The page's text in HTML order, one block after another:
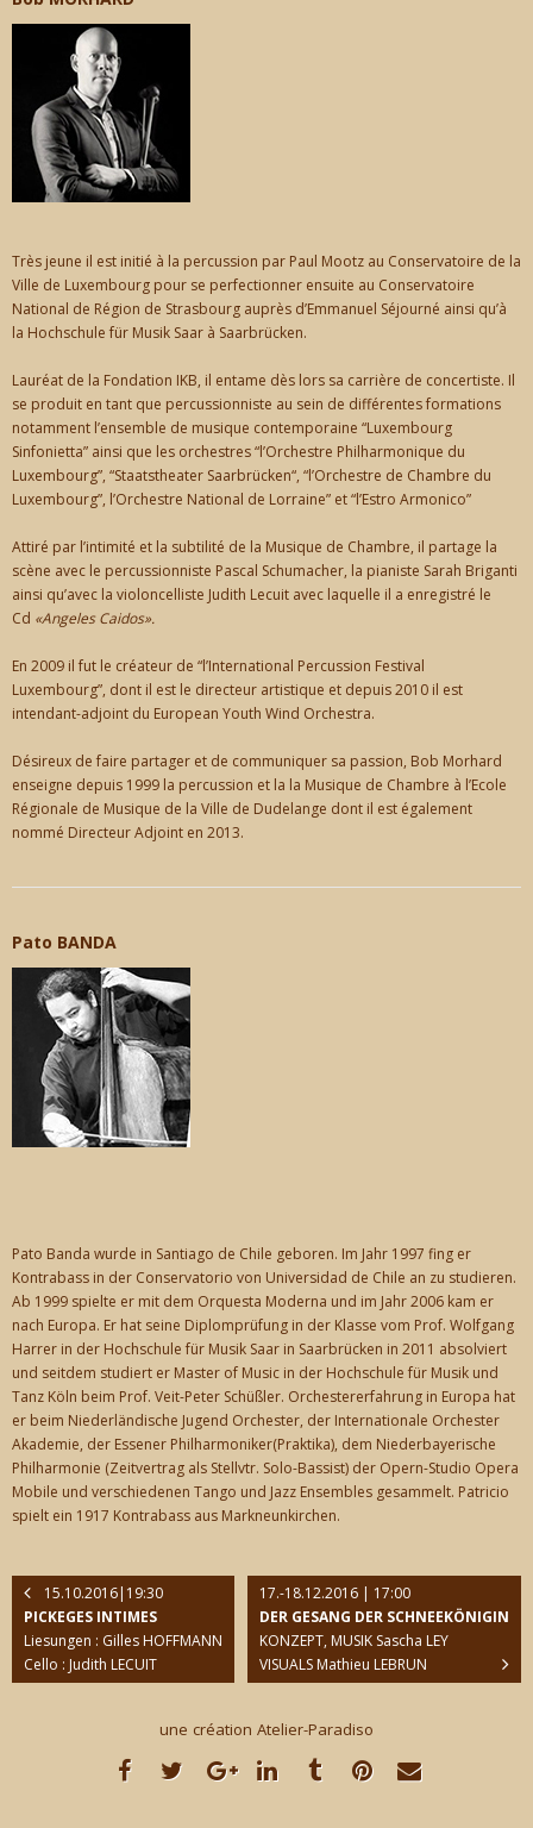
Très jeune il est initié à la percussion par Paul Mootz au Conservatoire de la
Ville de Luxembourg pour se perfectionner ensuite au Conservatoire
National de Région de Strasbourg auprès d’Emmanuel Séjourné ainsi qu’à
la Hochschule für Musik Saar à Saarbrücken.
Lauréat de la Fondation IKB, il entame dès lors sa carrière de concertiste. Il
se produit en tant que percussionniste au sein de différentes formations
notamment l’ensemble de musique contemporaine “Luxembourg
Sinfonietta” ainsi que les orchestres “l’Orchestre Philharmonique du
Luxembourg”, “Staatstheater Saarbrücken“, “l’Orchestre de Chambre du
Luxembourg”, l’Orchestre National de Lorraine” et “l’Estro Armonico”
Attiré par l’intimité et la subtilité de la Musique de Chambre, il partage la
scène avec le percussionniste Pascal Schumacher, la pianiste Sarah Briganti
ainsi qu’avec la violoncelliste Judith Lecuit avec laquelle il a enregistré le
Cd «Angeles Caidos».
En 2009 il fut le créateur de “l’International Percussion Festival
Luxembourg”, dont il est le directeur artistique et depuis 2010 il est
intendant-adjoint du European Youth Wind Orchestra.
Désireux de faire partager et de communiquer sa passion, Bob Morhard
enseigne depuis 1999 la percussion et la la Musique de Chambre à l’Ecole
Régionale de Musique de la Ville de Dudelange dont il est également
nommé Directeur Adjoint en 2013.
Pato BANDA
Pato Banda wurde in Santiago de Chile geboren. Im Jahr 1997 fing er
Kontrabass in der Conservatorio von Universidad de Chile an zu studieren.
Ab 1999 spielte er mit dem Orquesta Moderna und im Jahr 2006 kam er
nach Europa. Er hat seine Diplomprüfung in der Klasse vom Prof. Wolfgang
Harrer in der Hochschule für Musik Saar in Saarbrücken in 2011 absolviert
und seitdem studiert er Master of Music in der Hochschule für Musik und
Tanz Köln beim Prof. Veit-Peter Schüßler. Orchestererfahrung in Europa hat
er beim Niederländische Jugend Orchester, der Internationale Orchester
Akademie, der Essener Philharmoniker(Praktika), dem Niederbayerische
Philharmonie (Zeitvertrag als Stellvtr. Solo-Bassist) der Opern-Studio Opera
Mobile und verschiedenen Tango und Jazz Ensembles gesammelt. Patricio
spielt ein 1917 Kontrabass aus Markneunkirchen.
15.10.2016|19:30
PICKEGES INTIMES
Liesungen : Gilles HOFFMANN
Cello : Judith LECUIT
17.-18.12.2016 | 17:00
DER GESANG DER SCHNEEKÖNIGIN
KONZEPT, MUSIK Sascha LEY
VISUALS Mathieu LEBRUN
une création Atelier-Paradiso